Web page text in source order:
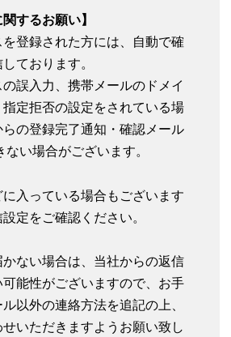
するお願い】
登録された方には、自動で確
ております。
誤入力、携帯メールのドメイ
定拒否の設定をされている場
の登録完了通知・確認メール
い場合がございます。
入っている場合もございます
定をご確認ください。
ない場合は、当社からの返信
能性がございますので、お手
以外の連絡方法を追記の上、
いただきますようお願い致し